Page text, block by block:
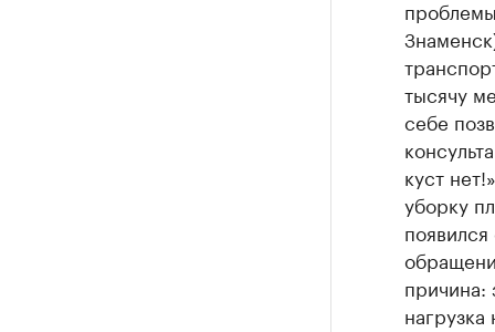
тысячу
себе
куст
уборку
причина: